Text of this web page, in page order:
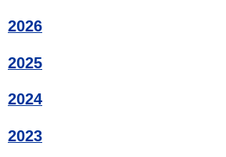
2026
2025
2024
2023